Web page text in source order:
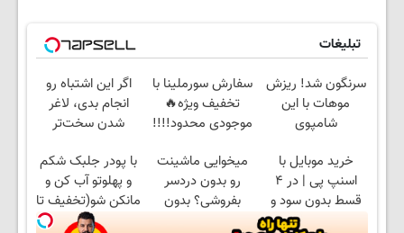
تبلیغات
سرنگون شد! ریزش
موهات با این
شامپوی
سفارش سورملینا با
تخفیف ویژه🔥
موجودی محدود!!!!
اگر این اشتباه رو
انجام بدی، لاغر
شدن سخت‌تر
خرید موبایل با
اسنپ پی | در ۴
قسط بدون سود و
کارمزد!
میخوایی ماشینت
رو بدون دردسر
بفروشی؟ بدون
کمیسیون
با پودر جلبک شکم
و پهلوتو آب کن و
مانکن شو(تخفیف تا
امشب)